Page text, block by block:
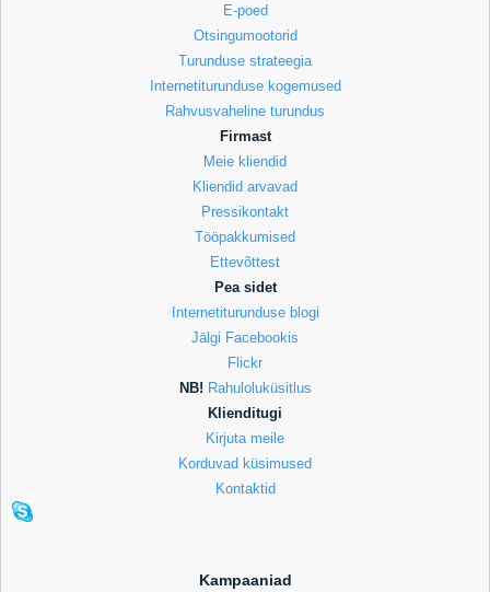
E-poed
Otsingumootorid
Turunduse strateegia
Internetiturunduse kogemused
Rahvusvaheline turundus
Firmast
Meie kliendid
Kliendid arvavad
Pressikontakt
Tööpakkumised
Ettevõttest
Pea sidet
Internetiturunduse blogi
Jälgi Facebookis
Flickr
NB! Rahuloluküsitlus
Klienditugi
Kirjuta meile
Korduvad küsimused
Kontaktid
Kampaaniad